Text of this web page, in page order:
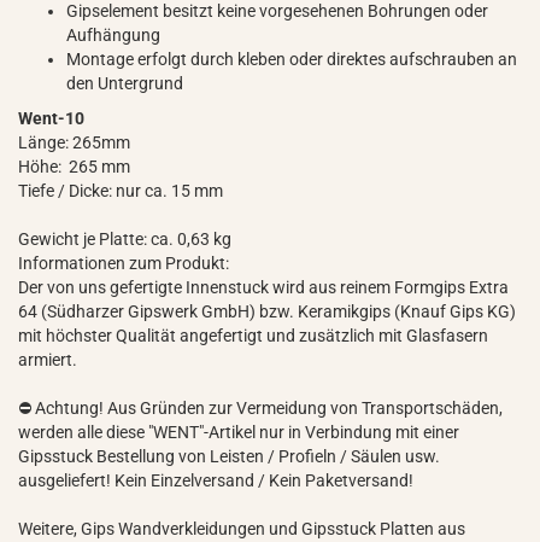
Gipselement besitzt keine vorgesehenen Bohrungen oder
Aufhängung
Montage erfolgt durch kleben oder direktes aufschrauben an
den Untergrund
Went-10
Länge: 265mm
Höhe: 265 mm
Tiefe / Dicke: nur ca. 15 mm
Gewicht je Platte: ca. 0,63 kg
Informationen zum Produkt:
Der von uns gefertigte Innenstuck wird aus reinem Formgips Extra
64 (Südharzer Gipswerk GmbH) bzw. Keramikgips (Knauf Gips KG)
mit höchster Qualität angefertigt und zusätzlich mit Glasfasern
armiert.
⛔ Achtung! Aus Gründen zur Vermeidung von Transportschäden,
werden alle diese "WENT"-Artikel nur in Verbindung mit einer
Gipsstuck Bestellung von Leisten / Profieln / Säulen usw.
ausgeliefert! Kein Einzelversand / Kein Paketversand!
Weitere, Gips Wandverkleidungen und Gipsstuck Platten aus